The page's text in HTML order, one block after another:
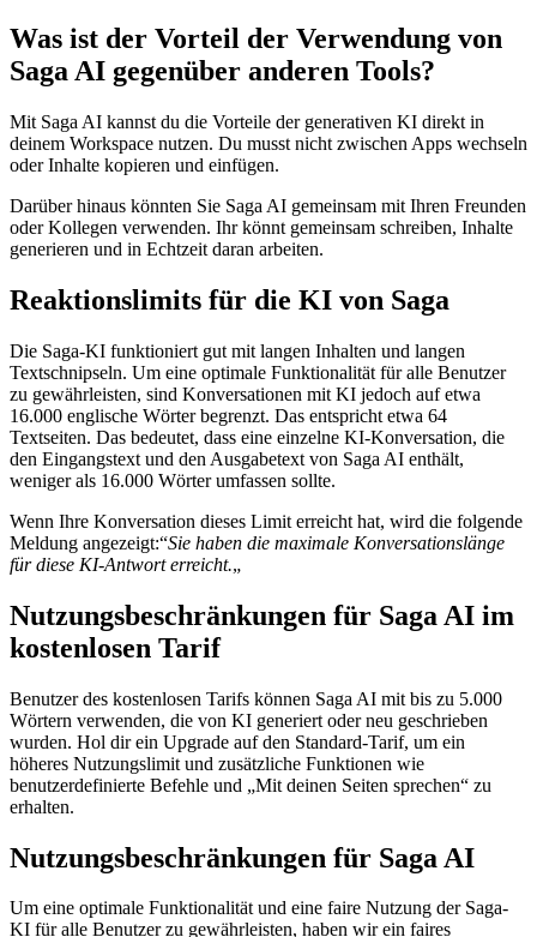
Was ist der Vorteil der Verwendung von
Saga AI gegenüber anderen Tools?
Mit Saga AI kannst du die Vorteile der generativen KI direkt in
deinem Workspace nutzen. Du musst nicht zwischen Apps wechseln
oder Inhalte kopieren und einfügen.
Darüber hinaus könnten Sie Saga AI gemeinsam mit Ihren Freunden
oder Kollegen verwenden. Ihr könnt gemeinsam schreiben, Inhalte
generieren und in Echtzeit daran arbeiten.
Reaktionslimits für die KI von Saga
Die Saga-KI funktioniert gut mit langen Inhalten und langen
Textschnipseln. Um eine optimale Funktionalität für alle Benutzer
zu gewährleisten, sind Konversationen mit KI jedoch auf etwa
16.000 englische Wörter begrenzt. Das entspricht etwa 64
Textseiten. Das bedeutet, dass eine einzelne KI-Konversation, die
den Eingangstext und den Ausgabetext von Saga AI enthält,
weniger als 16.000 Wörter umfassen sollte.
Wenn Ihre Konversation dieses Limit erreicht hat, wird die folgende
Meldung angezeigt:“Sie haben die maximale Konversationslänge
für diese KI-Antwort erreicht.„
Nutzungsbeschränkungen für Saga AI im
kostenlosen Tarif
Benutzer des kostenlosen Tarifs können Saga AI mit bis zu 5.000
Wörtern verwenden, die von KI generiert oder neu geschrieben
wurden. Hol dir ein Upgrade auf den Standard-Tarif, um ein
höheres Nutzungslimit und zusätzliche Funktionen wie
benutzerdefinierte Befehle und „Mit deinen Seiten sprechen“ zu
erhalten.
Nutzungsbeschränkungen für Saga AI
Um eine optimale Funktionalität und eine faire Nutzung der Saga-
KI für alle Benutzer zu gewährleisten, haben wir ein faires